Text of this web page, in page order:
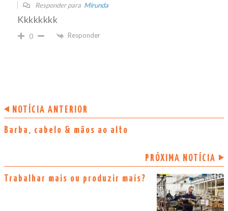
Responder para Mirunda
Kkkkkkkk
0 Responder
NOTÍCIA ANTERIOR
Barba, cabelo & mãos ao alto
PRÓXIMA NOTÍCIA
Trabalhar mais ou produzir mais?